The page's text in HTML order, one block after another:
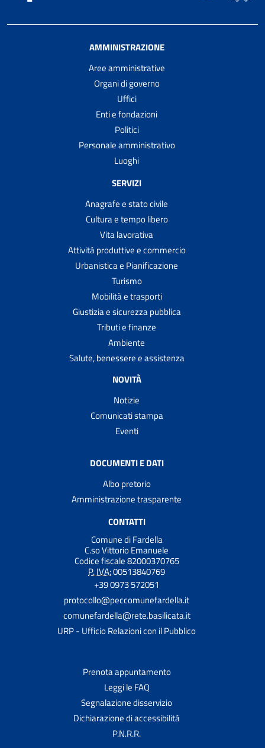
AMMINISTRAZIONE
Aree amministrative
Organi di governo
Uffici
Enti e fondazioni
Politici
Personale amministrativo
Luoghi
SERVIZI
Anagrafe e stato civile
Cultura e tempo libero
Vita lavorativa
Attività produttive e commercio
Urbanistica e Pianificazione
Turismo
Mobilità e trasporti
Giustizia e sicurezza pubblica
Tributi e finanze
Ambiente
Salute, benessere e assistenza
NOVITÀ
Notizie
Comunicati stampa
Eventi
DOCUMENTI E DATI
Albo pretorio
Amministrazione trasparente
CONTATTI
Comune di Fardella
C.so Vittorio Emanuele
Codice fiscale 82000370765
P. IVA:00513840769
+39 0973 572051
protocollo@peccomunefardella.it
comunefardella@rete.basilicata.it
URP - Ufficio Relazioni con il Pubblico
Prenota appuntamento
Leggi le FAQ
Segnalazione disservizio
Dichiarazione di accessibilità
P.N.R.R.